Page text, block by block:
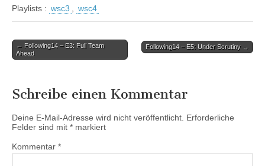
Playlists : wsc3 , wsc4
Post
navigation
← Following14 – E3: Full Team
Ahead
Following14 – E5: Under Scrutiny →
Schreibe einen Kommentar
Deine E-Mail-Adresse wird nicht veröffentlicht. Erforderliche
Felder sind mit * markiert
Kommentar *